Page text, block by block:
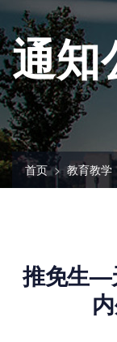
通知
首页 教育教学
推免生—